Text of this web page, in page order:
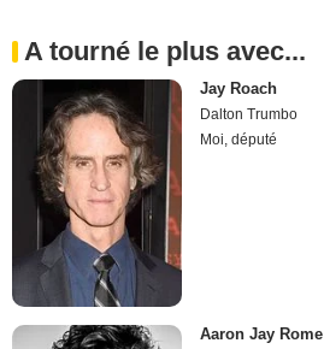
A tourné le plus avec...
Jay Roach
Dalton Trumbo
Moi, député
Aaron Jay Rome